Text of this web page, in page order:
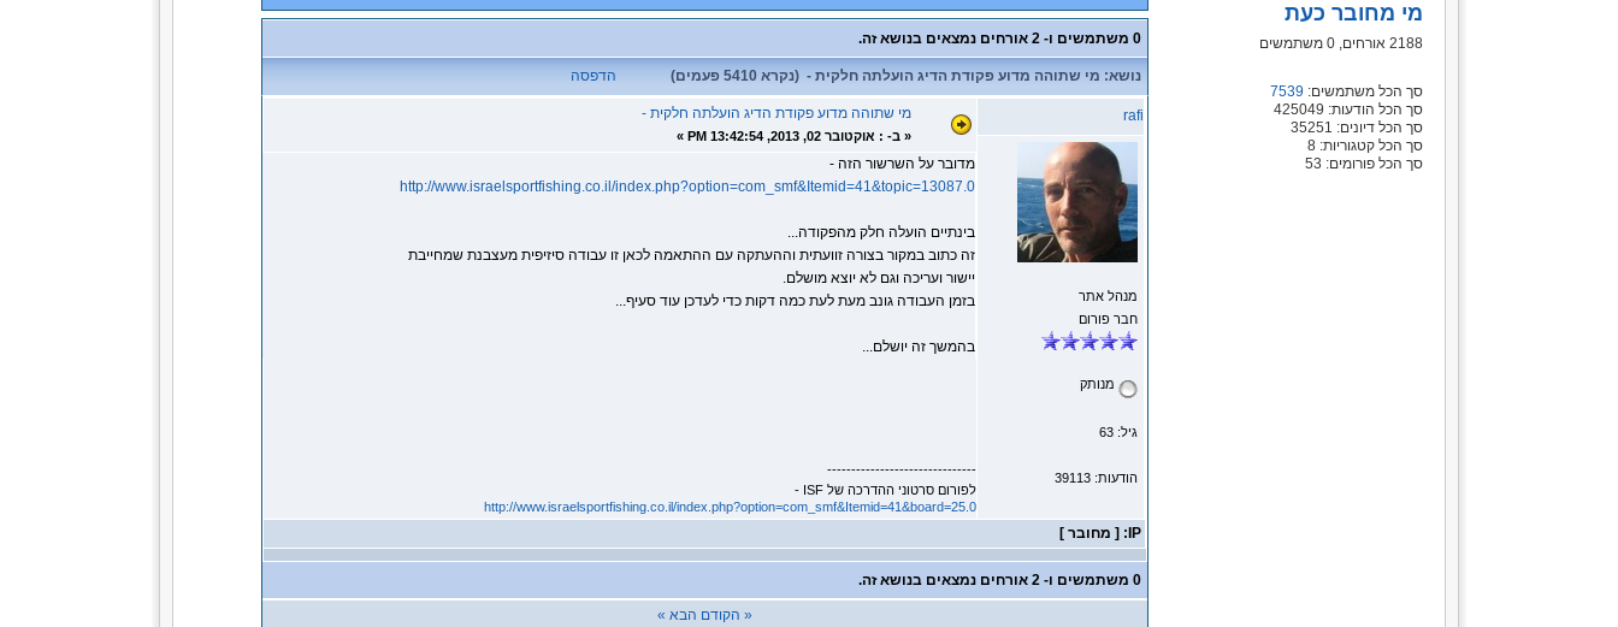
מי מחובר כעת
2188 אורחים, 0 משתמשים
סך הכל משתמשים: 7539
סך הכל הודעות: 425049
סך הכל דיונים: 35251
סך הכל קטגוריות: 8
סך הכל פורומים: 53
0 משתמשים ו- 2 אורחים נמצאים בנושא זה.
נושא: מי שתוהה מדוע פקודת הדיג הועלתה חלקית - (נקרא 5410 פעמים) הדפסה
rafi
מנהל אתר
חבר פורום
מנותק
גיל: 63
הודעות: 39113
מי שתוהה מדוע פקודת הדיג הועלתה חלקית -
« ב- : אוקטובר 02, 2013, 13:42:54 PM »
מדובר על השרשור הזה -
http://www.israelsportfishing.co.il/index.php?option=com_smf&Itemid=41&topic=13087.0
בינתיים הועלה חלק מהפקודה...
זה כתוב במקור בצורה זוועתית וההעתקה עם ההתאמה לכאן זו עבודה סיזיפית מעצבנת שמחייבת
יישור ועריכה וגם לא יוצא מושלם.
בזמן העבודה גונב מעת לעת כמה דקות כדי לעדכן עוד סעיף...
בהמשך זה יושלם...
-------------------------------
לפורום סרטוני ההדרכה של ISF -
http://www.israelsportfishing.co.il/index.php?option=com_smf&Itemid=41&board=25.0
0 משתמשים ו- 2 אורחים נמצאים בנושא זה.
« הקודם הבא »